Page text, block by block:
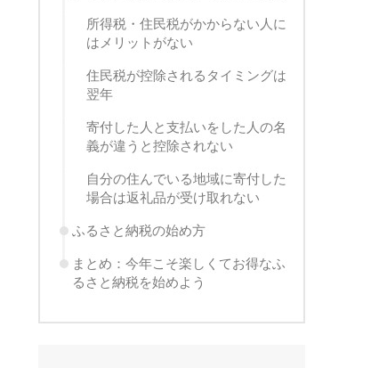
所得税・住民税がかからない人に
はメリットがない
住民税が控除されるタイミングは
翌年
寄付した人と支払いをした人の名
義が違うと控除されない
自分の住んでいる地域に寄付した
場合は返礼品が受け取れない
ふるさと納税の始め方
まとめ：今年こそ楽しくてお得なふ
るさと納税を始めよう